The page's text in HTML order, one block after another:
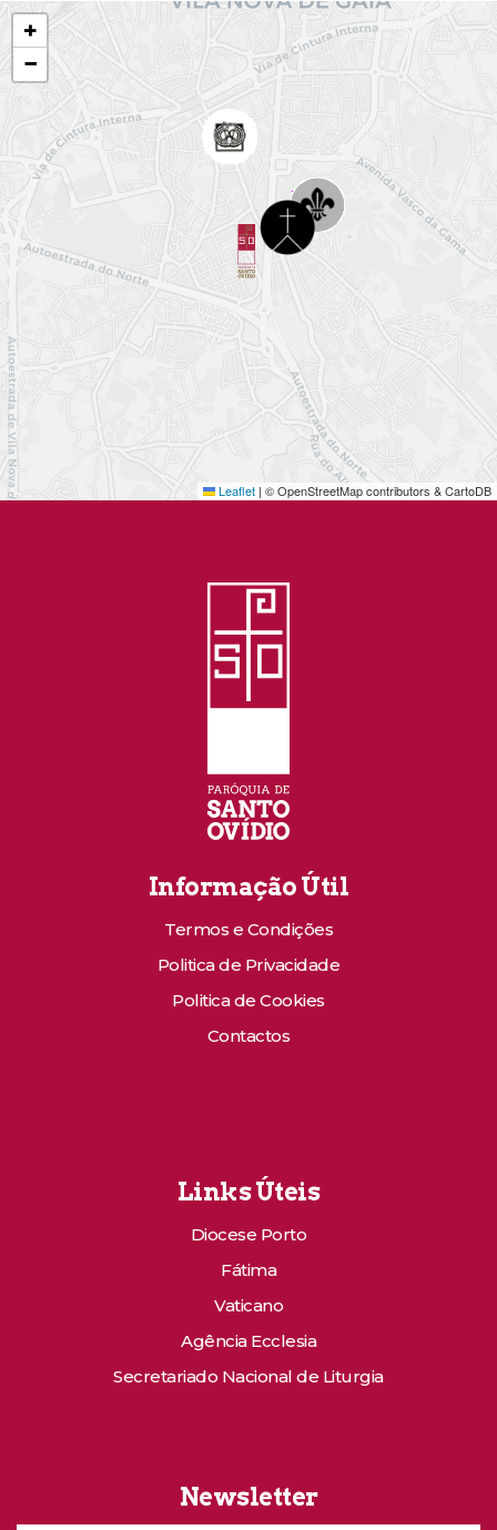
+
−
Leaflet | © OpenStreetMap contributors & CartoDB
Informação Útil
Termos e Condições
Politica de Privacidade
Politica de Cookies
Contactos
Links Úteis
Diocese Porto
Fátima
Vaticano
Agência Ecclesia
Secretariado Nacional de Liturgia
Newsletter